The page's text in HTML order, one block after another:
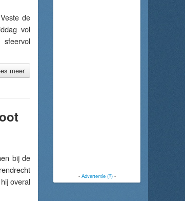
de
vol
meer
bij de
overal
- Advertentie (?)-